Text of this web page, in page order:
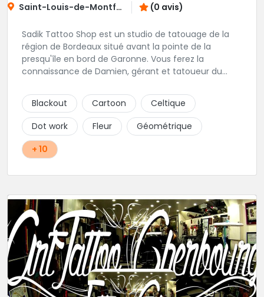
Saint-Louis-de-Montferrand (0 avis)
Sadik Tattoo Shop est un studio de tatouage de la
région de Bordeaux situé avant la pointe de la
presqu'île en bord de Garonne. Vous ferez la
connaissance de Damien, gérant et tatoueur du
Blackout
Cartoon
Celtique
Dot work
Fleur
Géométrique
+ 10